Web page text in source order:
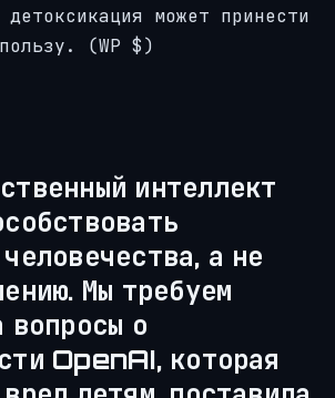
детоксикация может принести
(WP $)
интеллект
а не
Мы требуем
вопросы о
OpenAI, которая